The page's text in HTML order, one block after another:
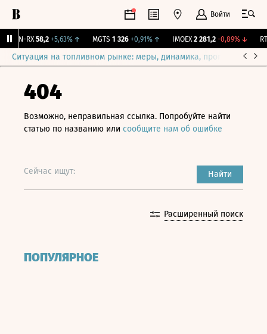
Войти
VEON-RX 58,2 +5,63%↑ MGTS 1 326 +0,91% ↑ IMOEX 2 281,2 -0,89%↓
Ситуация на топливном рынке: меры, динамика, прогнозы
404
Возможно, неправильная ссылка. Попробуйте найти
статью по названию или сообщите нам об ошибке
Сейчас ищут: Найти
Расширенный поиск
ПОПУЛЯРНОЕ